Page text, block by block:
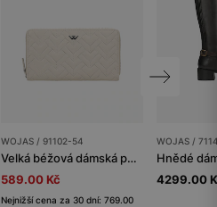
WOJAS / 91102-54
Velká béžová dámská peněženka z prošívané kůže
589.00 Kč
Nejnižší cena za 30 dní: 769.00
WOJAS /
4299.00